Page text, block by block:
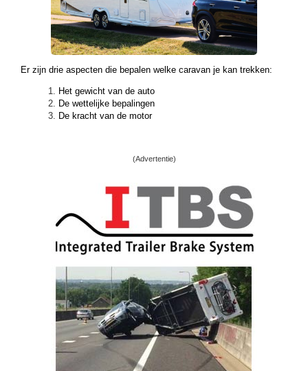
Er zijn drie aspecten die bepalen welke caravan je kan trekken:
Het gewicht van de auto
De wettelijke bepalingen
De kracht van de motor
(Advertentie)